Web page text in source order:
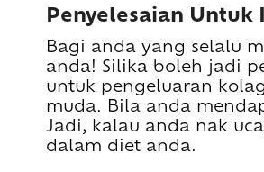
Penyelesaian
Bagi anda yang selalu
anda! Silika boleh jadi
untuk pengeluaran
muda. Bila anda
Jadi, kalau anda nak
dalam diet anda.